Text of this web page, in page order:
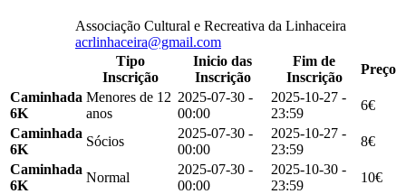
Associação Cultural e Recreativa da Linhaceira
acrlinhaceira@gmail.com
Tipo
Inscrição
Inicio das
Inscrição
Fim de
Inscrição
Preço
Caminhada
6K
Menores de 12
anos
2025-07-30 -
00:00
2025-10-27 -
23:59
6€
Caminhada
6K
Sócios
2025-07-30 -
00:00
2025-10-27 -
23:59
8€
Caminhada
6K
Normal
2025-07-30 -
00:00
2025-10-30 -
23:59
10€